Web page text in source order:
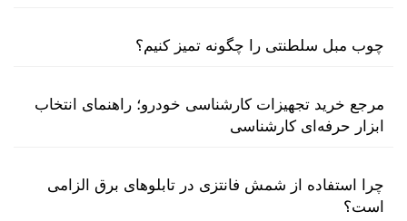
چوب مبل سلطنتی را چگونه تمیز کنیم؟
مرجع خرید تجهیزات کارشناسی خودرو؛ راهنمای انتخاب
ابزار حرفه‌ای کارشناسی
چرا استفاده از شمش فانتزی در تابلوهای برق الزامی
است؟